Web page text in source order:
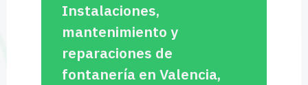
Instalaciones,
mantenimiento y
reparaciones de
fontanería en Valencia,